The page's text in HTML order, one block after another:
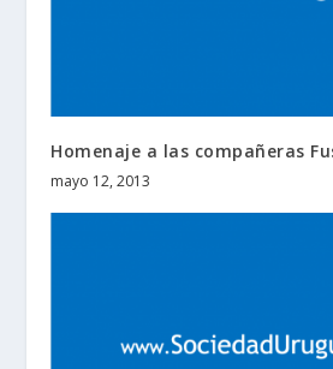
Homenaje a las compañeras
mayo 12, 2013